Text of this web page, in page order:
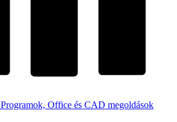
Programok, Office és CAD megoldások